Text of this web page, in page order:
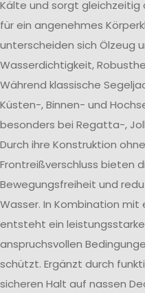
Kälte und sorgt
für ein angenehmes
unterscheiden sich Ölzeug
Wasserdichtigkeit,
Während klassische
Küsten-, Binnen- und
besonders bei Regatta-,
Durch ihre Konstruktion
Frontreißverschluss bieten
Bewegungsfreiheit und
Wasser. In Kombination mit
entsteht ein
anspruchsvollen
schützt. Ergänzt durch
sicheren Halt auf nassen